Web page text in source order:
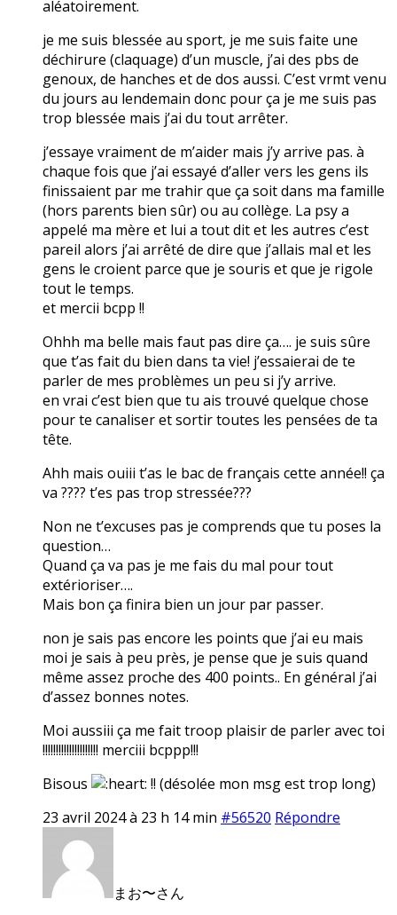
aléatoirement.
je me suis blessée au sport, je me suis faite une
déchirure (claquage) d’un muscle, j’ai des pbs de
genoux, de hanches et de dos aussi. C’est vrmt venu
du jours au lendemain donc pour ça je me suis pas
trop blessée mais j’ai du tout arrêter.
j’essaye vraiment de m’aider mais j’y arrive pas. à
chaque fois que j’ai essayé d’aller vers les gens ils
finissaient par me trahir que ça soit dans ma famille
(hors parents bien sûr) ou au collège. La psy a
appelé ma mère et lui a tout dit et les autres c’est
pareil alors j’ai arrêté de dire que j’allais mal et les
gens le croient parce que je souris et que je rigole
tout le temps.
et mercii bcpp !!
Ohhh ma belle mais faut pas dire ça…. je suis sûre
que t’as fait du bien dans ta vie! j’essaierai de te
parler de mes problèmes un peu si j’y arrive.
en vrai c’est bien que tu ais trouvé quelque chose
pour te canaliser et sortir toutes les pensées de ta
tête.
Ahh mais ouiii t’as le bac de français cette année!! ça
va ???? t’es pas trop stressée???
Non ne t’excuses pas je comprends que tu poses la
question…
Quand ça va pas je me fais du mal pour tout
extérioriser….
Mais bon ça finira bien un jour par passer.
non je sais pas encore les points que j’ai eu mais
moi je sais à peu près, je pense que je suis quand
même assez proche des 400 points.. En général j’ai
d’assez bonnes notes.
Moi aussiii ça me fait troop plaisir de parler avec toi
!!!!!!!!!!!!!!!!!!!!! merciii bcppp!!!
Bisous
!! (désolée mon msg est trop long)
23 avril 2024 à 23 h 14 min #56520 Répondre
まお〜さん